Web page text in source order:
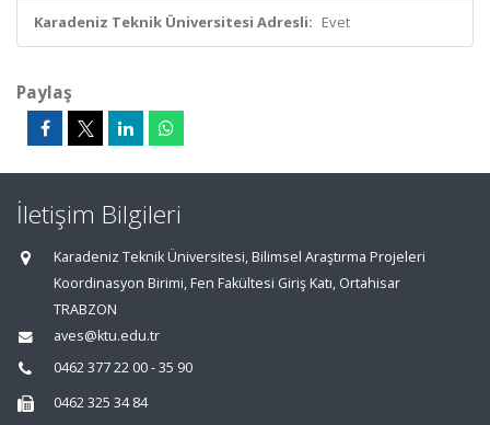
Karadeniz Teknik Üniversitesi Adresli: Evet
Paylaş
İletişim Bilgileri
Karadeniz Teknik Üniversitesi, Bilimsel Araştırma Projeleri
Koordinasyon Birimi, Fen Fakültesi Giriş Katı, Ortahisar
TRABZON
aves@ktu.edu.tr
0462 377 22 00 - 35 90
0462 325 34 84